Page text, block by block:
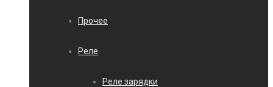
Прочее
Реле
Реле зарядки